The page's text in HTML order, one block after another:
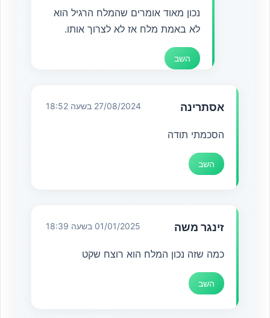
נכון מאוד אומרים שהמלח הרגיל הוא
לא באמת מלח אז לא לצרוך אותו.
השב
אסתרינה 27/08/2024 בשעה 18:52
הסכמתי תודה
השב
זינגר משה 01/01/2025 בשעה 18:39
כמה שזה נכון המלח הוא רוצח שקט
השב